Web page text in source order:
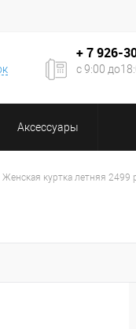
+ 7926-
с 9:00
Аксессуары
Женская куртка летняя 2499